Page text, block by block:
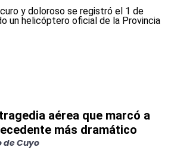
aérea que marcó a
más dramático
de Cuyo